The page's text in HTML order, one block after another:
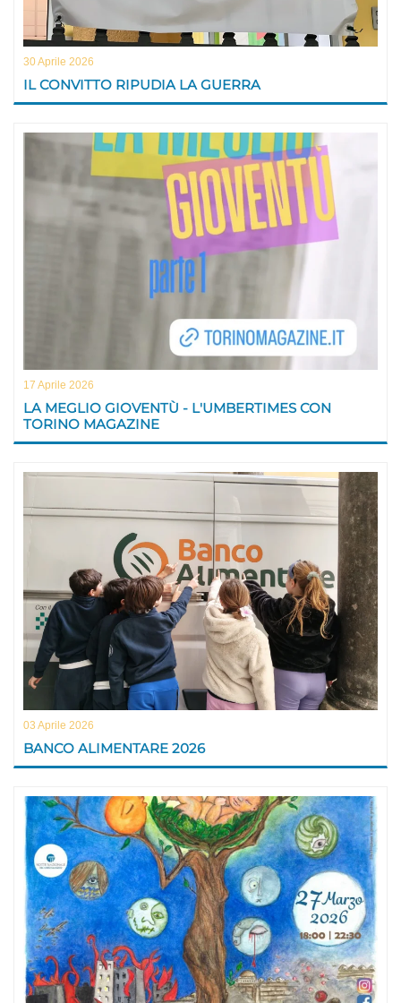
30 Aprile 2026
IL CONVITTO RIPUDIA LA GUERRA
17 Aprile 2026
LA MEGLIO GIOVENTÙ - L'UMBERTIMES CON
TORINO MAGAZINE
03 Aprile 2026
BANCO ALIMENTARE 2026